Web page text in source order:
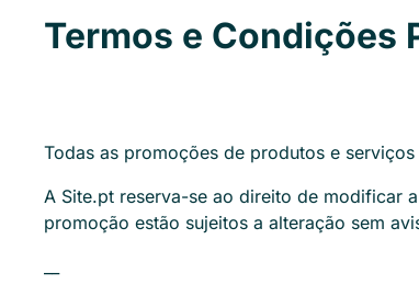
Termos e Condições
Todas as promoções de produtos e
A Site.pt reserva-se ao direito de modificar
promoção estão sujeitos a alteração sem